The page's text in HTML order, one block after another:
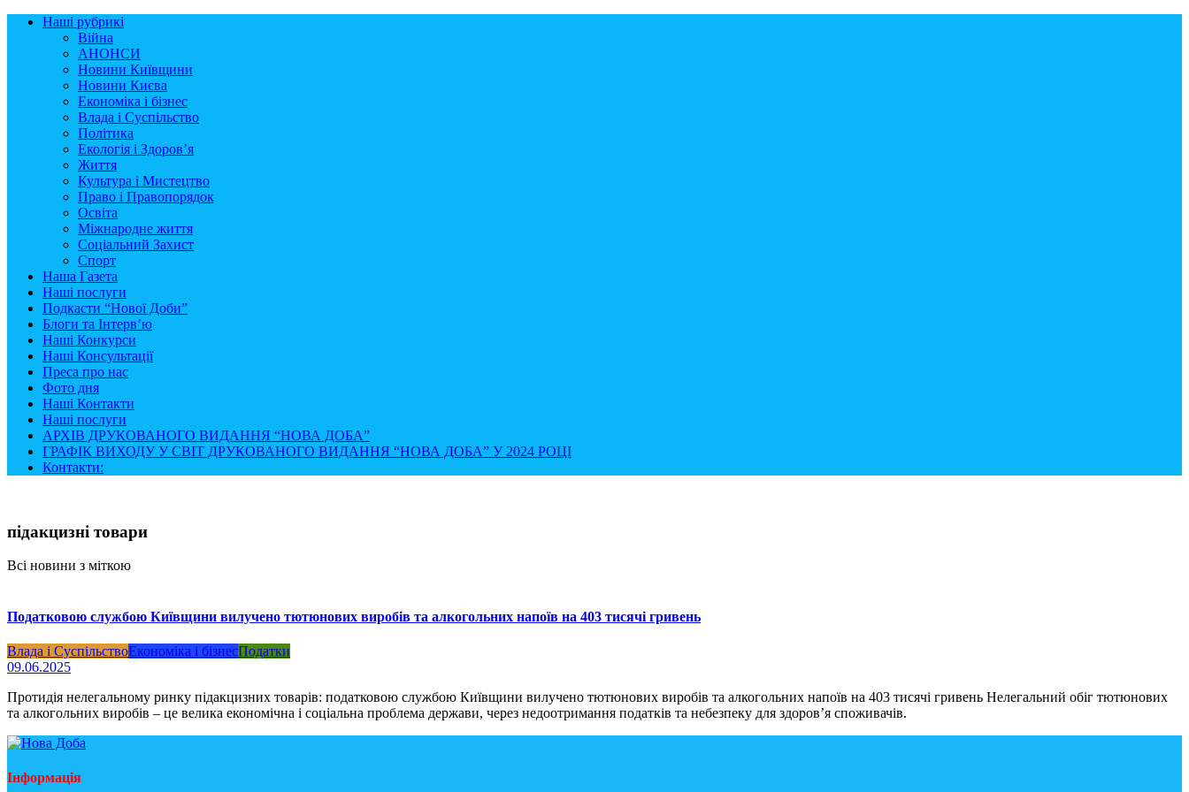
Наші рубрикі
Війна
АНОНСИ
Новини Київщини
Новини Києва
Економіка і бізнес
Влада і Суспільство
Політика
Екологія і Здоров’я
Життя
Культура і Мистецтво
Право і Правопорядок
Освіта
Міжнародне життя
Соціальний Захист
Спорт
Наша Газета
Наші послуги
Подкасти “Нової Доби”
Блоги та Інтерв’ю
Наші Конкурси
Наші Консультації
Преса про нас
Фото дня
Наші Контакти
Наші послуги
АРХІВ ДРУКОВАНОГО ВИДАННЯ “НОВА ДОБА”
ГРАФІК ВИХОДУ У СВІТ ДРУКОВАНОГО ВИДАННЯ “НОВА ДОБА” У 2024 РОЦІ
Контакти:
підакцизні товари
Всі новини з міткою
Податковою службою Київщини вилучено тютюнових виробів та алкогольних напоїв на 403 тисячі гривень
Влада і СуспільствоЕкономіка і бізнесПодатки
09.06.2025
Протидія нелегальному ринку підакцизних товарів: податковою службою Київщини вилучено тютюнових виробів та алкогольних напоїв на 403 тисячі гривень Нелегальний обіг тютюнових
та алкогольних виробів – це велика економічна і соціальна проблема держави, через недоотримання податків та небезпеку для здоров’я споживачів.
Інформація